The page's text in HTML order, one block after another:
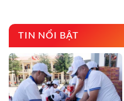
TIN NỔI BẬT